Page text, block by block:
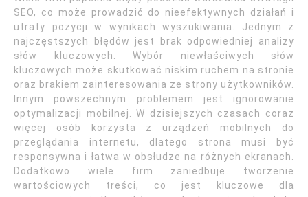
SEO, co może prowadzić do nieefektywnych działań i
utraty pozycji w wynikach wyszukiwania. Jednym z
najczęstszych błędów jest brak odpowiedniej analizy
słów kluczowych. Wybór niewłaściwych słów
kluczowych może skutkować niskim ruchem na stronie
oraz brakiem zainteresowania ze strony użytkowników.
Innym powszechnym problemem jest ignorowanie
optymalizacji mobilnej. W dzisiejszych czasach coraz
więcej osób korzysta z urządzeń mobilnych do
przeglądania internetu, dlatego strona musi być
responsywna i łatwa w obsłudze na różnych ekranach.
Dodatkowo wiele firm zaniedbuje tworzenie
wartościowych treści, co jest kluczowe dla